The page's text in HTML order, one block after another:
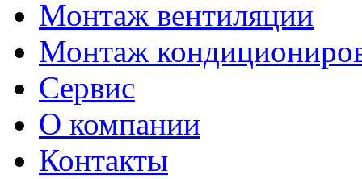
Монтаж вентиляции
Монтаж
Сервис
О компании
Контакты